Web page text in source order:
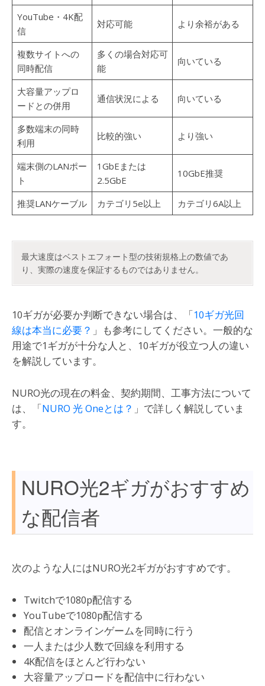
YouTube・4K配
信
対応可能 より余裕がある
複数サイトへの
同時配信
多くの場合対応可
能
向いている
大容量アップロ
ードとの併用
通信状況による 向いている
多数端末の同時
利用
比較的強い より強い
端末側のLANポー
ト
1GbEまたは
2.5GbE
10GbE推奨
推奨LANケーブル カテゴリ5e以上 カテゴリ6A以上
最大速度はベストエフォート型の技術規格上の数値であ
り、実際の速度を保証するものではありません。
10ギガが必要か判断できない場合は、「10ギガ光回
線は本当に必要？ 」も参考にしてください。一般的な
用途で1ギガが十分な人と、10ギガが役立つ人の違い
を解説しています。
NURO光の現在の料金、契約期間、工事方法について
は、「NURO 光 Oneとは？ 」で詳しく解説していま
す。
NURO光2ギガがおすすめ
な配信者
次のような人にはNURO光2ギガがおすすめです。
Twitchで1080p配信する
YouTubeで1080p配信する
配信とオンラインゲームを同時に行う
一人または少人数で回線を利用する
4K配信をほとんど行わない
大容量アップロードを配信中に行わない